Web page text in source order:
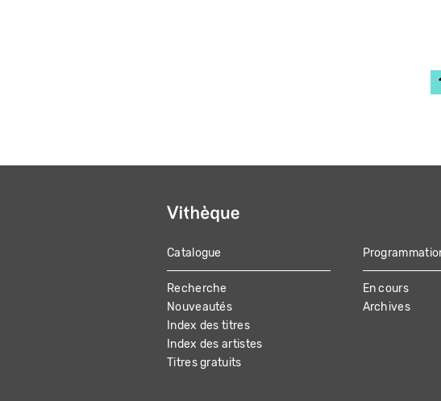
MAIN
NAVIGATION
Catalogue
Recherche
Nouveautés
Index des titres
Index des artistes
Titres gratuits
En cours
Archives